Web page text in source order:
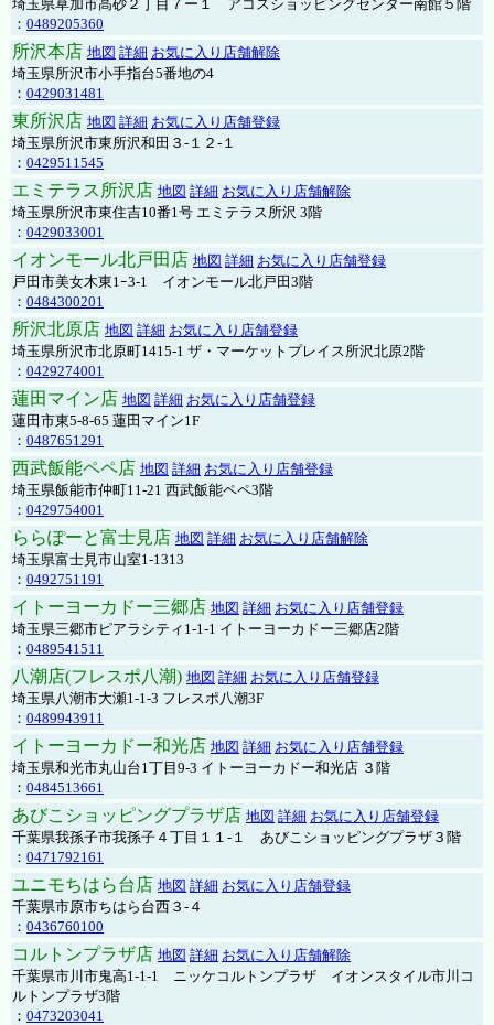
埼玉県草加市高砂２丁目７ー１ アコスショッピングセンター南館５階
： 0489205360
所沢本店 地図 詳細 お気に入り店舗解除
埼玉県所沢市小手指台5番地の4
： 0429031481
東所沢店 地図 詳細 お気に入り店舗登録
埼玉県所沢市東所沢和田３-１２-１
： 0429511545
エミテラス所沢店 地図 詳細 お気に入り店舗解除
埼玉県所沢市東住吉10番1号 エミテラス所沢 3階
： 0429033001
イオンモール北戸田店 地図 詳細 お気に入り店舗登録
戸田市美女木東1ｰ3‐1 イオンモール北戸田3階
： 0484300201
所沢北原店 地図 詳細 お気に入り店舗登録
埼玉県所沢市北原町1415-1 ザ・マーケットプレイス所沢北原2階
： 0429274001
蓮田マイン店 地図 詳細 お気に入り店舗登録
蓮田市東5-8-65 蓮田マイン1F
： 0487651291
西武飯能ペペ店 地図 詳細 お気に入り店舗登録
埼玉県飯能市仲町11-21 西武飯能ペペ3階
： 0429754001
ららぽーと富士見店 地図 詳細 お気に入り店舗解除
埼玉県富士見市山室1-1313
： 0492751191
イトーヨーカドー三郷店 地図 詳細 お気に入り店舗登録
埼玉県三郷市ピアラシティ1-1-1 イトーヨーカドー三郷店2階
： 0489541511
八潮店(フレスポ八潮) 地図 詳細 お気に入り店舗登録
埼玉県八潮市大瀬1-1-3 フレスポ八潮3F
： 0489943911
イトーヨーカドー和光店 地図 詳細 お気に入り店舗登録
埼玉県和光市丸山台1丁目9-3 イトーヨーカドー和光店 ３階
： 0484513661
あびこショッピングプラザ店 地図 詳細 お気に入り店舗登録
千葉県我孫子市我孫子４丁目１１-１ あびこショッピングプラザ３階
： 0471792161
ユニモちはら台店 地図 詳細 お気に入り店舗登録
千葉県市原市ちはら台西３-４
： 0436760100
コルトンプラザ店 地図 詳細 お気に入り店舗解除
千葉県市川市鬼高1-1-1 ニッケコルトンプラザ イオンスタイル市川コ
ルトンプラザ3階
： 0473203041